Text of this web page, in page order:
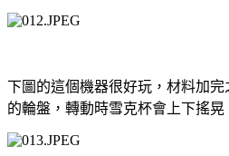
下圖的這個機器很好玩，材料加
的輪盤，轉動時雪克杯會上下搖